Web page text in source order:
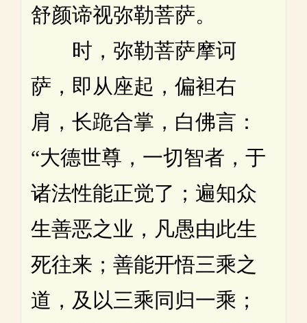
舒颜谛视弥勒菩萨。
时，弥勒菩萨摩诃
萨，即从座起，偏袒右
肩，长跪合掌，白佛言：
“大德世尊，一切智者，于
诸法性能正觉了；遍知众
生善恶之业，凡愚由此生
死往来；善能开悟三乘之
道，及以三乘同归一乘；